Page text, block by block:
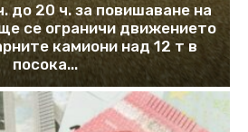
до 20 ч. за повишаване на
се ограничи движението
камиони над 12 т в
посока...